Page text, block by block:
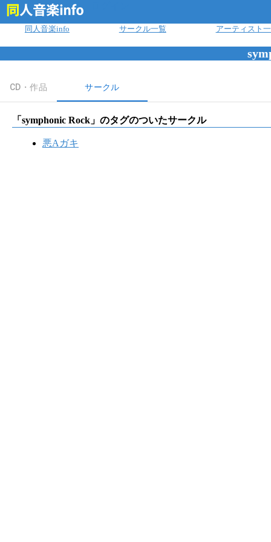
同人音楽info サークル一覧 アーティスト
CD・作品 サークル
「 symphonic Rock 」のタグのついたサークル
悪Aガキ